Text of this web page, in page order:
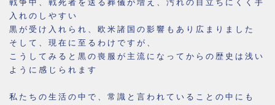
戦争中、戦死者を送る葬儀が増え、汚れの目立ちにくく手
入れのしやすい
黒が受け入れられ、欧米諸国の影響もあり広まりました
そして、現在に至るわけですが、
こうしてみると黒の喪服が主流になってからの歴史は浅い
ように感じられます
私たちの生活の中で、常識と言われていることの中にも